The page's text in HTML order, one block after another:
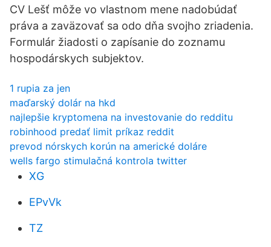
CV Lešť môže vo vlastnom mene nadobúdať
práva a zaväzovať sa odo dňa svojho zriadenia.
Formulár žiadosti o zapísanie do zoznamu
hospodárskych subjektov.
1 rupia za jen
maďarský dolár na hkd
najlepšie kryptomena na investovanie do redditu
robinhood predať limit príkaz reddit
prevod nórskych korún na americké doláre
wells fargo stimulačná kontrola twitter
XG
EPvVk
TZ